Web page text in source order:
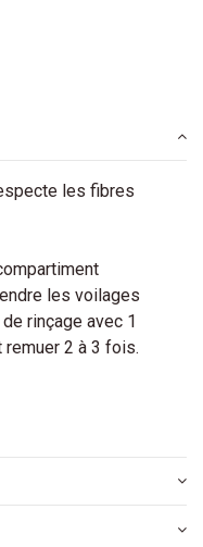
les fibres
les voilages
rinçage avec 1
2 à 3 fois.